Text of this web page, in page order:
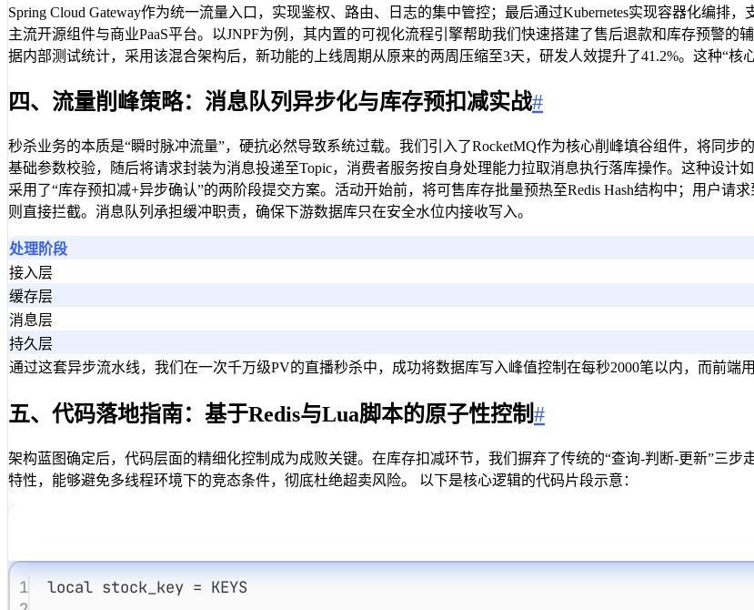
Spring Cloud Gateway作为统一流量入口，实现鉴权、路由、日志的集中管控；最后通过Kubernetes实现容器化编排
主流开源组件与商业PaaS平台。以JNPF为例，其内置的可视化流程引擎帮助我们快速搭建了售后退款和库存预警的
据内部测试统计，采用该混合架构后，新功能的上线周期从原来的两周压缩至3天，研发人效提升了41.2%。这种“核
四、流量削峰策略：消息队列异步化与库存预扣减实战#
秒杀业务的本质是“瞬时脉冲流量”，硬抗必然导致系统过载。我们引入了RocketMQ作为核心削峰填谷组件，将同
基础参数校验，随后将请求封装为消息投递至Topic，消费者服务按自身处理能力拉取消息执行落库操作。这种设计
采用了“库存预扣减+异步确认”的两阶段提交方案。活动开始前，将可售库存批量预热至Redis Hash结构中；用户
则直接拦截。消息队列承担缓冲职责，确保下游数据库只在安全水位内接收写入。
处理阶段
接入层
缓存层
消息层
持久层
通过这套异步流水线，我们在一次千万级PV的直播秒杀中，成功将数据库写入峰值控制在每秒2000笔以内，而前
五、代码落地指南：基于Redis与Lua脚本的原子性控制#
架构蓝图确定后，代码层面的精细化控制成为成败关键。在库存扣减环节，我们摒弃了传统的“查询-判断-更新”三步
特性，能够避免多线程环境下的竞态条件，彻底杜绝超卖风险。 以下是核心逻辑的代码片段示意：
1 local stock_key = KEYS